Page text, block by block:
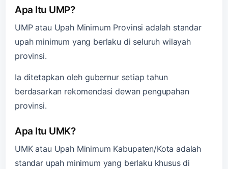
Apa Itu UMP?
UMP atau Upah Minimum Provinsi adalah standar
upah minimum yang berlaku di seluruh wilayah
provinsi.
Ia ditetapkan oleh gubernur setiap tahun
berdasarkan rekomendasi dewan pengupahan
provinsi.
Apa Itu UMK?
UMK atau Upah Minimum Kabupaten/Kota adalah
standar upah minimum yang berlaku khusus di